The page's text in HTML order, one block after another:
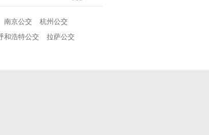
南京公交
杭州公交
和浩特公交
拉萨公交